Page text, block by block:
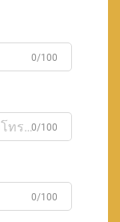
0/100
0/100
0/100